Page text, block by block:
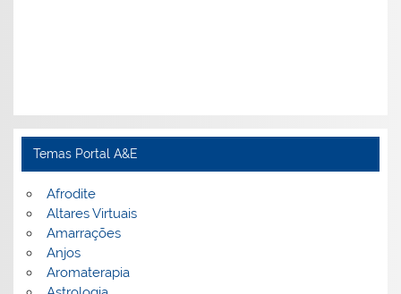
Temas Portal A&E
Afrodite
Altares Virtuais
Amarrações
Anjos
Aromaterapia